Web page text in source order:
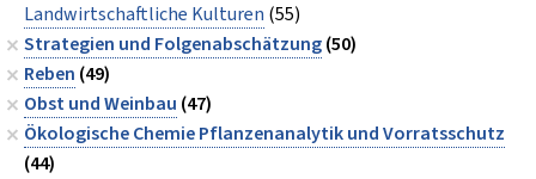
Landwirtschaftliche Kulturen (55)
Strategien und Folgenabschätzung(50)
Reben (49)
Obst und Weinbau (47)
Ökologische Chemie Pflanzenanalytik und Vorratsschutz
(44)